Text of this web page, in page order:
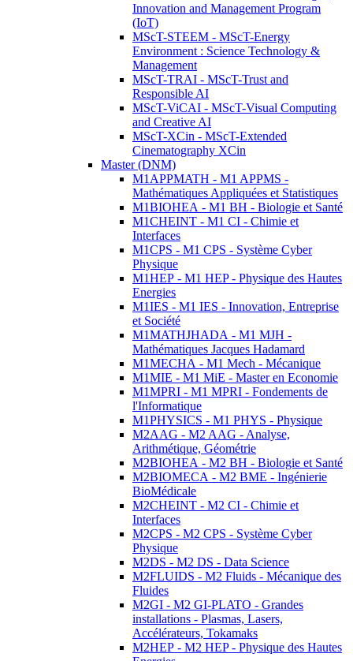
Innovation and Management Program
(IoT)
MScT-STEEM - MScT-Energy
Environment : Science Technology &
Management
MScT-TRAI - MScT-Trust and
Responsible AI
MScT-ViCAI - MScT-Visual Computing
and Creative AI
MScT-XCin - MScT-Extended
Cinematography XCin
Master (DNM)
M1APPMATH - M1 APPMS -
Mathématiques Appliquées et Statistiques
M1BIOHEA - M1 BH - Biologie et Santé
M1CHEINT - M1 CI - Chimie et
Interfaces
M1CPS - M1 CPS - Système Cyber
Physique
M1HEP - M1 HEP - Physique des Hautes
Energies
M1IES - M1 IES - Innovation, Entreprise
et Société
M1MATHJHADA - M1 MJH -
Mathématiques Jacques Hadamard
M1MECHA - M1 Mech - Mécanique
M1MIE - M1 MiE - Master en Economie
M1MPRI - M1 MPRI - Fondements de
l'Informatique
M1PHYSICS - M1 PHYS - Physique
M2AAG - M2 AAG - Analyse,
Arithmétique, Géométrie
M2BIOHEA - M2 BH - Biologie et Santé
M2BIOMECA - M2 BME - Ingénierie
BioMédicale
M2CHEINT - M2 CI - Chimie et
Interfaces
M2CPS - M2 CPS - Système Cyber
Physique
M2DS - M2 DS - Data Science
M2FLUIDS - M2 Fluids - Mécanique des
Fluides
M2GI - M2 GI-PLATO - Grandes
installations - Plasmas, Lasers,
Accélérateurs, Tokamaks
M2HEP - M2 HEP - Physique des Hautes